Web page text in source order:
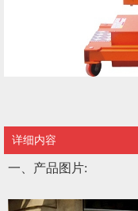
详细内容
一、产品图片: